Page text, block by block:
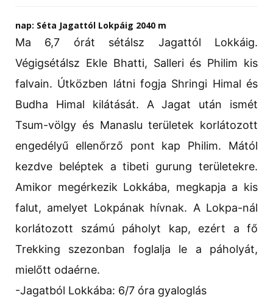
nap: Séta Jagattól Lokpáig 2040 m
Ma 6,7 órát sétálsz Jagattól Lokkáig.
Végigsétálsz Ekle Bhatti, Salleri és Philim kis
falvain. Útközben látni fogja Shringi Himal és
Budha Himal kilátását. A Jagat után ismét
Tsum-völgy és Manaslu területek korlátozott
engedélyű ellenőrző pont kap Philim. Mától
kezdve beléptek a tibeti gurung területekre.
Amikor megérkezik Lokkába, megkapja a kis
falut, amelyet Lokpának hívnak. A Lokpa-nál
korlátozott számú páholyt kap, ezért a fő
Trekking szezonban foglalja le a páholyát,
mielőtt odaérne.
-Jagatból Lokkába: 6/7 óra gyaloglás